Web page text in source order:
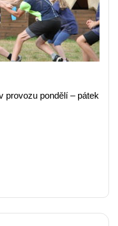
provozu pondělí – pátek